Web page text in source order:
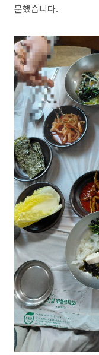
문했습니다.